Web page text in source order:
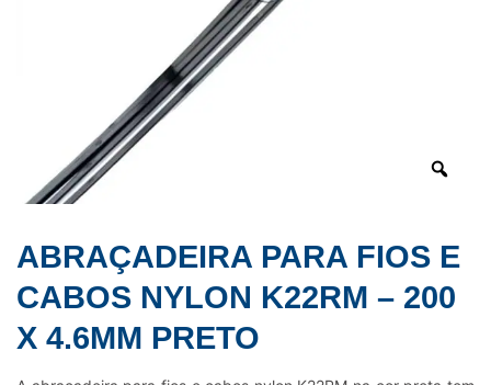
ABRAÇADEIRA PARA FIOS E
CABOS NYLON K22RM – 200
X 4.6MM PRETO